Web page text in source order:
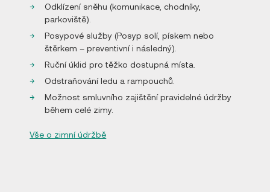
Odklízení sněhu (komunikace, chodníky,
parkoviště).
Posypové služby (Posyp solí, pískem nebo
štěrkem – preventivní i následný).
Ruční úklid pro těžko dostupná místa.
Odstraňování ledu a rampouchů.
Možnost smluvního zajištění pravidelné údržby
během celé zimy.
Vše o zimní údržbě